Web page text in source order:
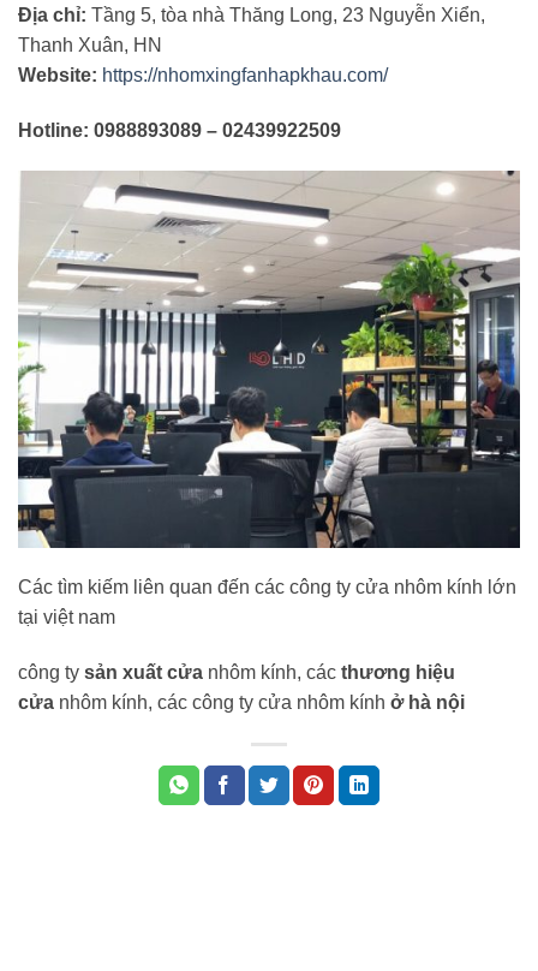
Địa chỉ: Tầng 5, tòa nhà Thăng Long, 23 Nguyễn Xiển,
Thanh Xuân, HN
Website: https://nhomxingfanhapkhau.com/
Hotline: 0988893089 – 02439922509
Các tìm kiếm liên quan đến các công ty cửa nhôm kính lớn
tại việt nam
công ty sản xuất cửa nhôm kính, các thương hiệu
cửa nhôm kính, các công ty cửa nhôm kính ở hà nội